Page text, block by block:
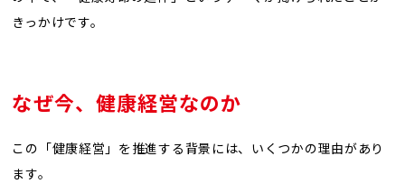
きっかけです。
なぜ今、健康経営なのか
この「健康経営」を推進する背景には、いくつかの理由があり
ます。